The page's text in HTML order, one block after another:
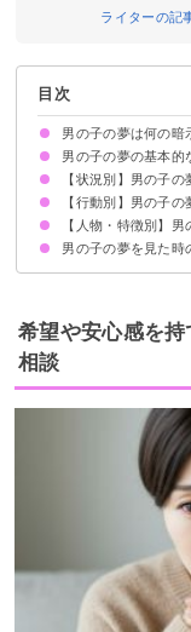
ライターの記
目次
男の子の夢は何の暗
男の子の夢の基本的
①純粋さの象徴
②エネルギッシュ
状況によって意味
【状況別】男の子の
男の子を妊娠する
男の子を出産する
男の子がなつく夢
男の子が泣いてい
男の子の子どもが
男の子がたくさん
男の子が叫ぶ夢【
男の子に告白され
男の子がいたずら
【行動別】男の子の
男の子と話す夢【
男の子を抱っこす
男の子を助ける夢
男の子と遊ぶ夢【
男の子の名前を呼
男の子の名前を考
男の子とキスする
男の子と手をつな
【人物・特徴別】
知らない男の子の
男の子の赤ちゃん
小さい男の子の夢
座敷童の男の子の
男の子の夢を見た時
積極的に新しいこ
吉夢なら話さず警
希望や安心感を
相談